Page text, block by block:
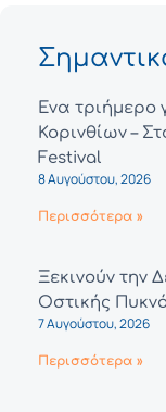
Ένα τριήμερο
Κορινθίων –
Festival
8 Αυγούστου, 2026
Περισσότερα »
Ξεκινούν την
Οστικής
7 Αυγούστου, 2026
Περισσότερα »